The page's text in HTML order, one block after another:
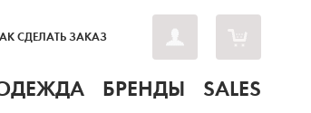
СДЕЛАТЬ ЗАКАЗ
БРЕНДЫ SALES